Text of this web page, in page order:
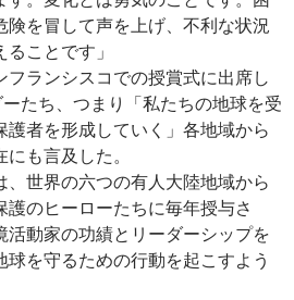
険を冒して声を上げ、不利な状況
ことです」
ランシスコでの授賞式に出席し
たち、つまり「私たちの地球を受
護者を形成していく」各地域から
も言及した。
世界の六つの有人大陸地域から
護のヒーローたちに毎年授与さ
活動家の功績とリーダーシップを
を守るための行動を起こすよう